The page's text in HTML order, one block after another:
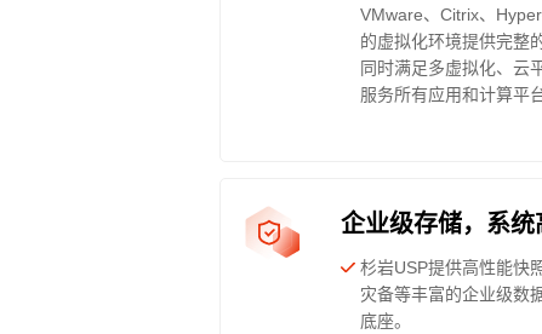
VMware、Citrix、
的虚拟化环境提供完整
同时满足多虚拟化、云
服务所有应用和计算平
企业级存储，系统
杉岩USP提供高性能快
灾备等丰富的企业级数
底座。